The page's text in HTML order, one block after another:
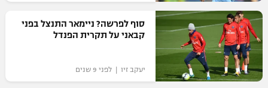
רשיון להקרנה פומבית לבית עסק
הצטרפות לחבילת הערוצים
לוח דרושים – ג'ובנט
סוף לפרשה? ניימאר התנצל בפני
קבאני על תקרית הפנדל
יעקב זיו | לפני 9 שנים